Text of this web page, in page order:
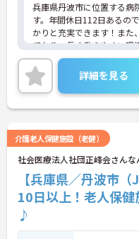
兵庫県丹波市に位置する病
す。年間休日112日あるの
かりと充実できます！また
ており、長く働きやすい
味のある方はご面接のポイ
気軽にお問い合わせください
詳細を見る
介護老人保健施設（老健）
社会医療法人社団正峰会さんな
【兵庫県／丹波市
10日以上！老人保
♪